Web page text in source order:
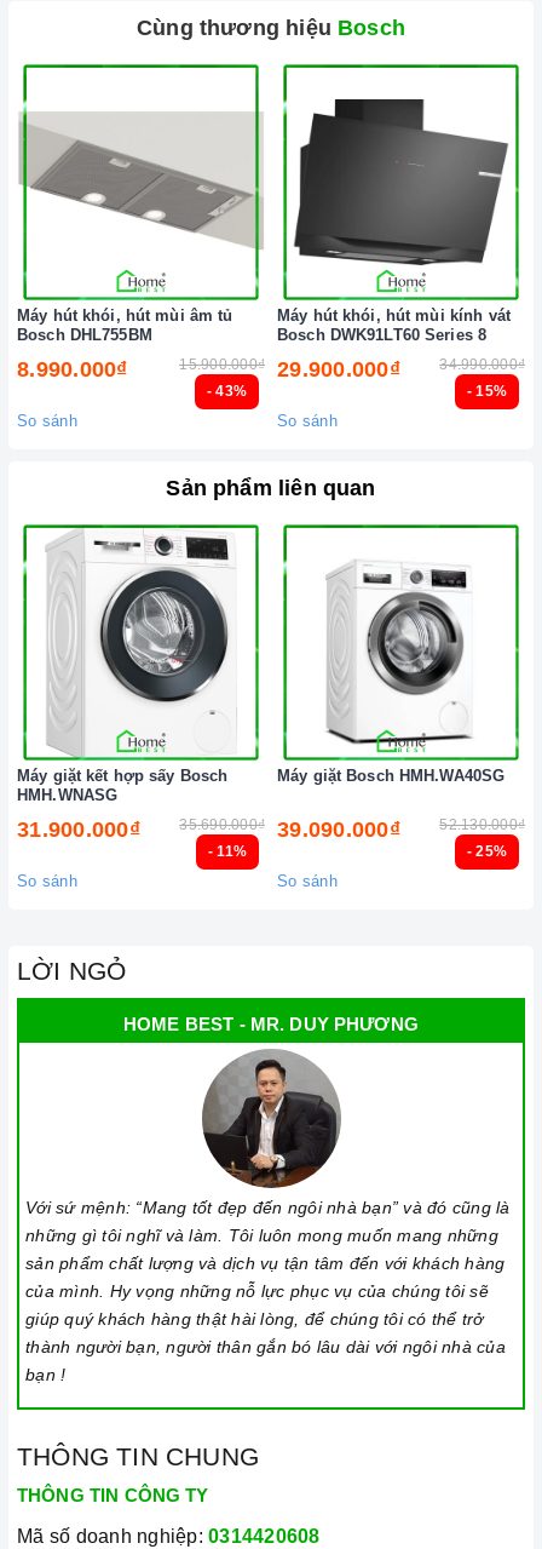
người bạn đồng hành thân thiết nhất của người nội trợ,
bận rộn đối với những người nội trợ vừa phải làm nhiều
công việc lại còn chăm sóc cho bữa ăn của gia đình
mình.
Ảnh minh họa
Cùng thương hiệu Bosch
- 43%
Máy hút khói, hút mùi âm tủ
Bosch DHL755BM
8.990.000₫ 15.900.000₫
So sánh
- 15%
Máy hút khói, hút mùi kính vát
Bosch DWK91LT60 Series 8
29.900.000₫ 34.990.000₫
So sánh
Sản phẩm liên quan
- 11%
Máy giặt kết hợp sấy Bosch
HMH.WNASG
31.900.000₫ 35.690.000₫
So sánh
- 25%
Máy giặt Bosch HMH.WA40SG
39.090.000₫ 52.130.000₫
So sánh
LỜI NGỎ
HOME BEST - MR. DUY PHƯƠNG
Với sứ mệnh: “Mang tốt đẹp đến ngôi nhà bạn” và đó cũng là
những gì tôi nghĩ và làm. Tôi luôn mong muốn mang những
sản phẩm chất lượng và dịch vụ tận tâm đến với khách hàng
của mình. Hy vọng những nỗ lực phục vụ của chúng tôi sẽ
giúp quý khách hàng thật hài lòng, để chúng tôi có thể trở
thành người bạn, người thân gắn bó lâu dài với ngôi nhà của
bạn !
THÔNG TIN CHUNG
THÔNG TIN CÔNG TY
Mã số doanh nghiệp: 0314420608